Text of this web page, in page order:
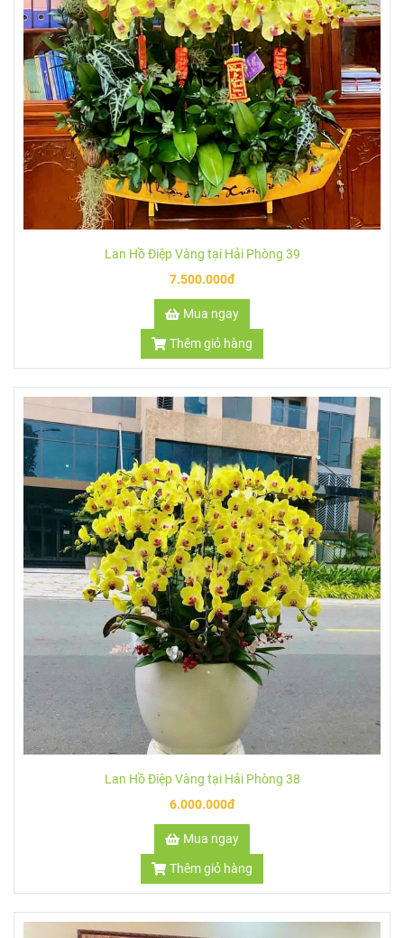
Lan Hồ Điệp Vàng tại Hải Phòng 39
7.500.000đ
Mua ngay
Thêm giỏ hàng
Lan Hồ Điệp Vàng tại Hải Phòng 38
6.000.000đ
Mua ngay
Thêm giỏ hàng